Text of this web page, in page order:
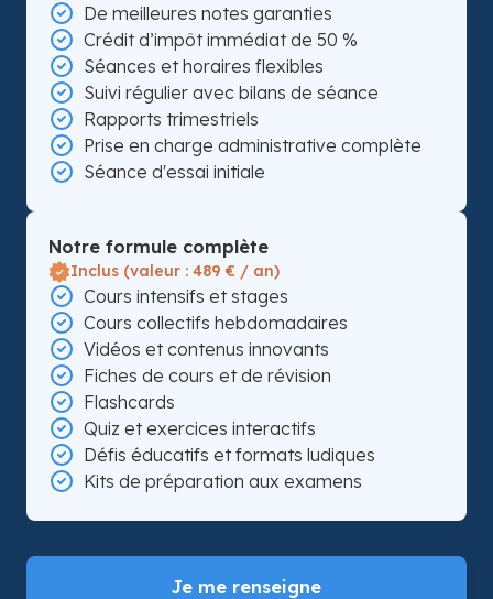
De meilleures notes garanties
Crédit d’impôt immédiat de 50 %
Séances et horaires flexibles
Suivi régulier avec bilans de séance
Rapports trimestriels
Prise en charge administrative complète
Séance d'essai initiale
Notre formule complète
Inclus (valeur : 489 € / an)
Cours intensifs et stages
Cours collectifs hebdomadaires
Vidéos et contenus innovants
Fiches de cours et de révision
Flashcards
Quiz et exercices interactifs
Défis éducatifs et formats ludiques
Kits de préparation aux examens
Je me renseigne